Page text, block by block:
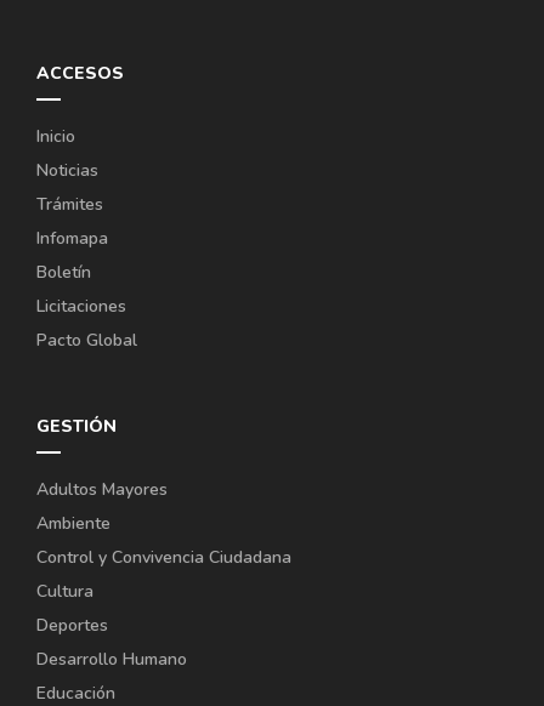
ACCESOS
Inicio
Noticias
Trámites
Infomapa
Boletín
Licitaciones
Pacto Global
GESTIÓN
Adultos Mayores
Ambiente
Control y Convivencia Ciudadana
Cultura
Deportes
Desarrollo Humano
Educación